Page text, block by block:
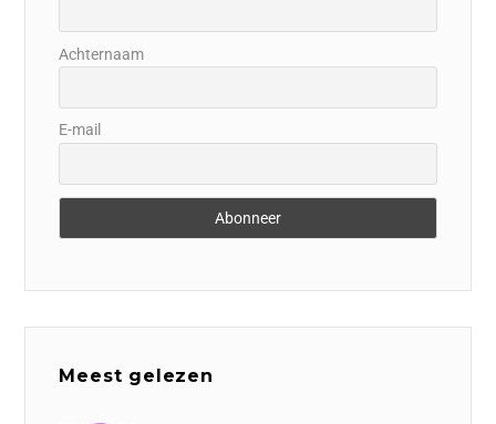
Achternaam
E-mail
Meest gelezen